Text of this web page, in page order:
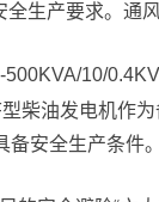
生产要求。通
500KVA/10/
柴油发电机作
安全生产条件。